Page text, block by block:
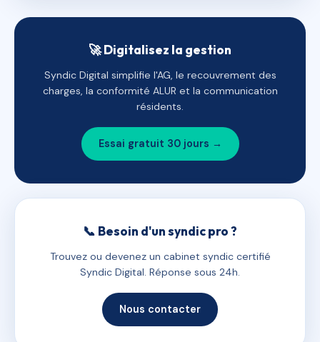
🚀 Digitalisez la gestion
Syndic Digital simplifie l'AG, le recouvrement des
charges, la conformité ALUR et la communication
résidents.
Essai gratuit 30 jours →
📞 Besoin d'un syndic pro ?
Trouvez ou devenez un cabinet syndic certifié
Syndic Digital. Réponse sous 24h.
Nous contacter